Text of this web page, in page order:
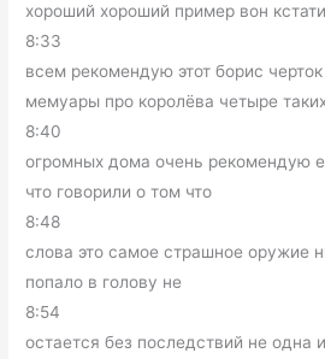
хороший хороший пример вон
8:33
всем рекомендую этот борис
мемуары про королёва четыре
8:40
огромных дома очень рекомендую
что говорили о том что
8:48
слова это самое страшное оружие
попало в голову не
8:54
остается без последствий не одна